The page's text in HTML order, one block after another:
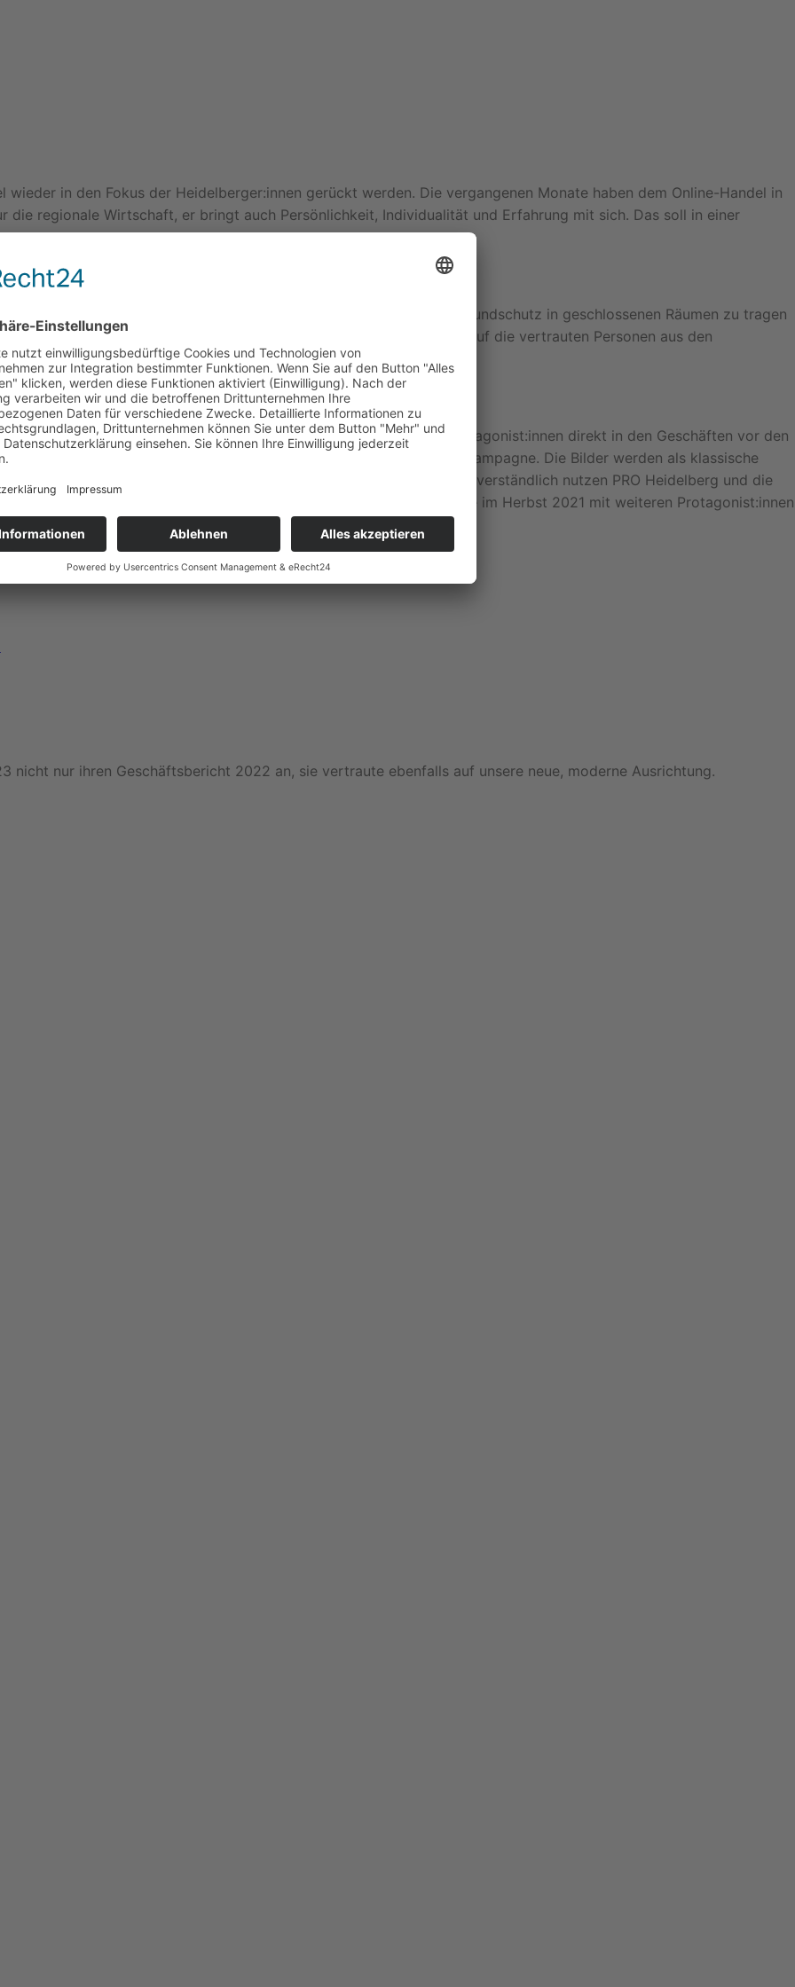
in den Fokus der Heidelberger:innen gerückt werden. Die vergangenen Monate haben dem Online-Handel in
regionale Wirtschaft, er bringt auch Persönlichkeit, Individualität und Erfahrung mit sich. Das soll in einer
Kampagne für den lokalen Einzelhandel. Es gilt die Pflicht einen Mundschutz in geschlossenen Räumen zu tragen
vor Ort. Wir legen den Fokus der Kampagne auf die Augen und auf die vertrauten Personen aus den
Augen ab." Mit Christian Buck als Fotograf fotografieren wir die Protagonist:innen direkt in den Geschäften vor den
entsteht eine extrem ansprechende, nahbare und sehr persönliche Kampagne. Die Bilder werden als klassische
mehrere Großflächen die wir mit der Kampagne bespielen und selbstverständlich nutzen PRO Heidelberg und die
Grund des großen Erfolgs der ersten Serie, wird eine weitere Serie im Herbst 2021 mit weiteren Protagonist:innen
nicht nur ihren Geschäftsbericht 2022 an, sie vertraute ebenfalls auf unsere neue, moderne Ausrichtung.